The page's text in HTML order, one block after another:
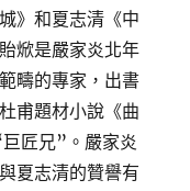
》和夏志清《中
焮是嚴家炎北年
疇的專家，出書
甫題材小說《曲
匠兄”。嚴家炎
夏志清的贊譽有